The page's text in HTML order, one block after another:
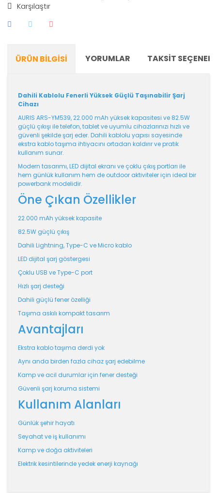
Karşılaştır
ÜRÜN BILGISI YORUMLAR TAKSIT
Dahili Kablolu Fenerli Yüksek Güçlü Taşınabilir Şarj
Cihazı
AURIS ARS-YM539, 22.000 mAh yüksek kapasitesi ve 82.5W
güçlü çıkışı ile telefon, tablet ve uyumlu cihazlarınızı hızlı ve
güvenli şekilde şarj eder. Dahili kablolu yapısı sayesinde
ekstra kablo taşıma ihtiyacını ortadan kaldırır ve pratik
kullanım sunar.
Modern tasarımı, LED dijital ekranı ve çoklu çıkış portları ile
hem günlük kullanım hem de outdoor aktiviteler için ideal bir
powerbank modelidir.
Öne Çıkan Özellikler
22.000 mAh yüksek kapasite
82.5W güçlü çıkış
Dahili Lightning, Type-C ve Micro kablo
LED dijital şarj göstergesi
Çoklu USB ve Type-C port
Hızlı şarj desteği
Dahili güçlü fener özelliği
Taşıma askılı kompakt tasarım
Avantajları
Ekstra kablo taşıma derdi yok
Aynı anda birden fazla cihaz şarj edebilme
Kamp ve acil durumlar için fener desteği
Güvenli şarj koruma sistemi
Kullanım Alanları
Günlük şehir hayatı
Seyahat ve iş kullanımı
Kamp ve doğa aktiviteleri
Elektrik kesintilerinde yedek enerji kaynağı